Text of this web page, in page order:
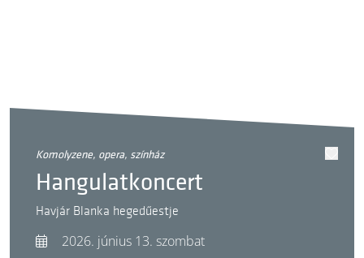
komolyzene, opera, színház
Hangulatkoncert
Havjár Blanka hegedűestje
2026. június 13. szombat